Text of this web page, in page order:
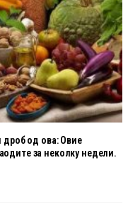
дроб од ова: Овие
за неколку недели.